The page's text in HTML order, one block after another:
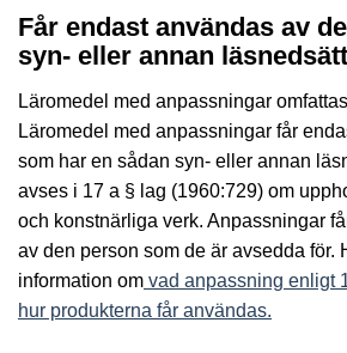
Får endast användas av
syn- eller annan
Läromedel med anpassningar
Läromedel med anpassningar får
som har en sådan syn- eller annan
avses i 17 a § lag (1960:729) om
och konstnärliga verk. Anpassningar
av den person som de är avsedda för.
information om vad anpassning enligt
hur produkterna får användas.